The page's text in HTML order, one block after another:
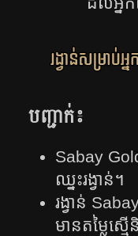
បញ្ជាក់៖
Sabay
ឈ្នះរង្វាន់​។
រង្វាន់
មាន​តម្លៃ​ស្ម